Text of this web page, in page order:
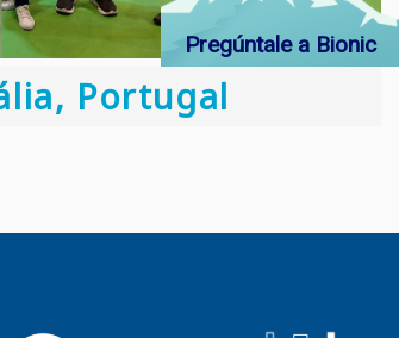
Portugal
Pregúntale a Bionic